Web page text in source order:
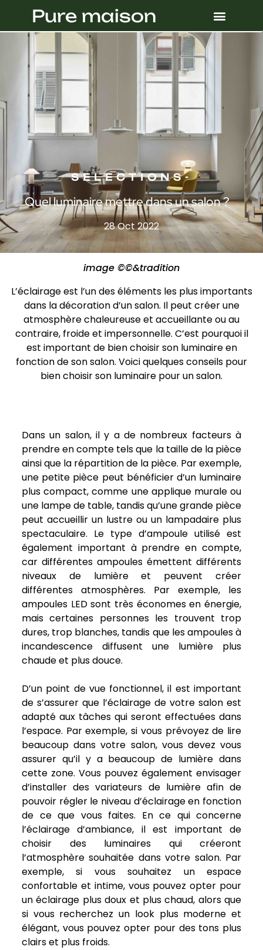
Pure maison
SELECTIONS-
Quel luminaire mettre dans un salon ?
28 Oct 2022
image ©©&tradition
L’éclairage est l’un des éléments les plus importants
dans la décoration d’un salon. Il peut créer une
atmosphère chaleureuse et accueillante ou au
contraire, froide et impersonnelle. C’est pourquoi il
est important de bien choisir son luminaire en
fonction de son salon. Voici quelques conseils pour
bien choisir son luminaire pour un salon.
Dans un salon, il y a de nombreux facteurs à
prendre en compte tels que la taille de la pièce
ainsi que la répartition de la pièce. Par exemple,
une petite pièce peut bénéficier d’un luminaire
plus compact, comme une applique murale ou
une lampe de table, tandis qu’une grande pièce
peut accueillir un lustre ou un lampadaire plus
spectaculaire. Le type d’ampoule utilisé est
également important à prendre en compte,
car différentes ampoules émettent différents
niveaux de lumière et peuvent créer
différentes atmosphères. Par exemple, les
ampoules LED sont très économes en énergie,
mais certaines personnes les trouvent trop
dures, trop blanches, tandis que les ampoules à
incandescence diffusent une lumière plus
chaude et plus douce.
D’un point de vue fonctionnel, il est important
de s’assurer que l’éclairage de votre salon est
adapté aux tâches qui seront effectuées dans
l’espace. Par exemple, si vous prévoyez de lire
beaucoup dans votre salon, vous devez vous
assurer qu’il y a beaucoup de lumière dans
cette zone. Vous pouvez également envisager
d’installer des variateurs de lumière afin de
pouvoir régler le niveau d’éclairage en fonction
de ce que vous faites. En ce qui concerne
l’éclairage d’ambiance, il est important de
choisir des luminaires qui créeront
l’atmosphère souhaitée dans votre salon. Par
exemple, si vous souhaitez un espace
confortable et intime, vous pouvez opter pour
un éclairage plus doux et plus chaud, alors que
si vous recherchez un look plus moderne et
élégant, vous pouvez opter pour des tons plus
clairs et plus froids.